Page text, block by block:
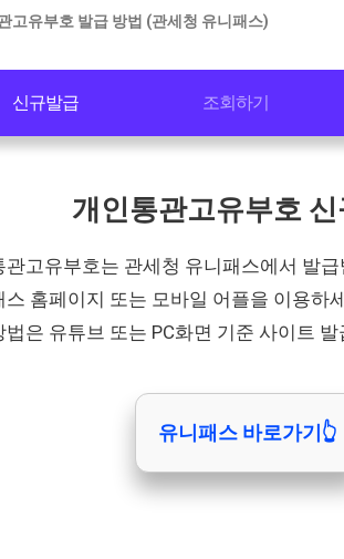
고유부호 발급 방법 (관세청 유니패스)
신규발급 조회하기
개인통관고유부호
관고유부호는 관세청 유니패스에서 발급
스 홈페이지 또는 모바일 어플을 이용하
법은 유튜브 또는 PC화면 기준 사이트
유니패스 바로가기👆